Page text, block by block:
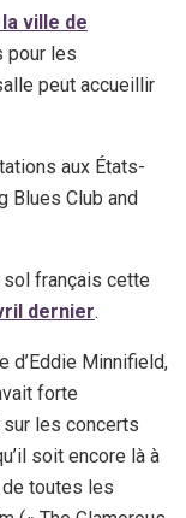
ville de
pour les
peut accueillir
aux États-
Blues Club and
sol français cette
dernier.
d’Eddie Minnifield,
forte
les concerts
soit encore là à
toutes les